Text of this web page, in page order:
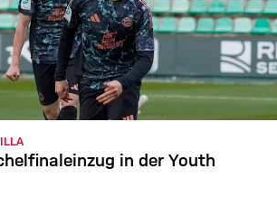
in der Youth